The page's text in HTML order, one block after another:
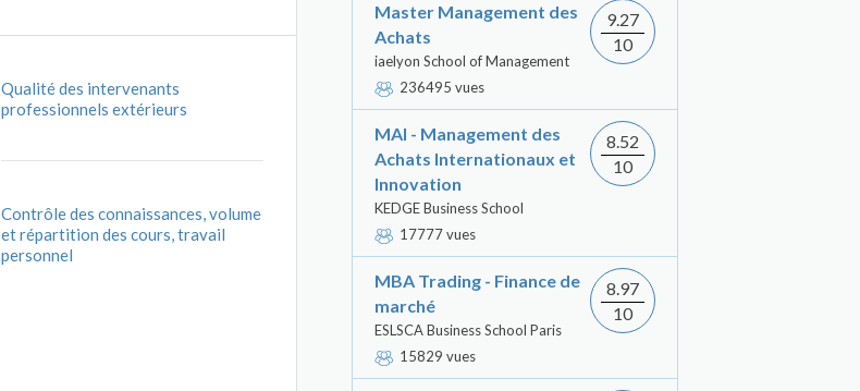
Qualité des intervenants
professionnels extérieurs
Contrôle des connaissances, volume
et répartition des cours, travail
personnel
Master Management des
Achats
iaelyon School of Management
236495 vues
9.27
10
MAI - Management des
Achats Internationaux et
Innovation
KEDGE Business School
17777 vues
8.52
10
MBA Trading - Finance de
marché
ESLSCA Business School Paris
15829 vues
8.97
10